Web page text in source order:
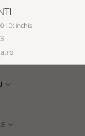
I D: Inchis